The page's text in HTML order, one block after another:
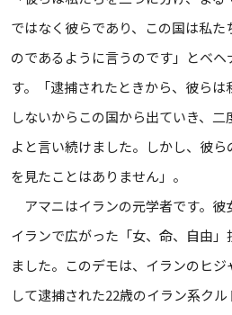
ではなく彼らであり、この国は私
のであるように言うのです」とベ
す。「逮捕されたときから、彼ら
しないからこの国から出ていき、
よと言い続けました。しかし、彼
を見たことはありません」。
アマニはイランの元学者です。彼
イランで広がった「女、命、自由
ました。このデモは、イランのヒ
して逮捕された22歳のイラン系ク